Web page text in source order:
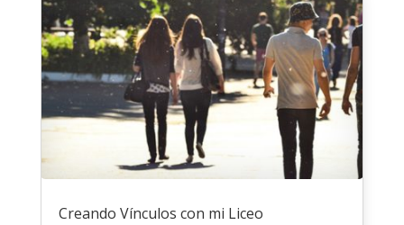
Creando Vínculos con mi Liceo